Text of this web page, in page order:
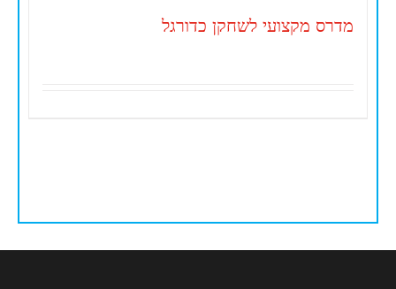
מדרס מקצועי לשחקן כדורגל